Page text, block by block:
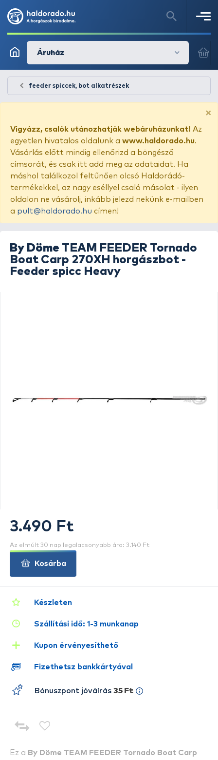
Áruház
feeder spiccek, bot alkatrészek
×
Vigyázz, csalók utánozhatják webáruházunkat! Az
egyetlen hivatalos oldalunk a www.haldorado.hu.
Vásárlás előtt mindig ellenőrizd a böngésző
címsorát, és csak itt add meg az adataidat. Ha
máshol találkozol feltűnően olcsó Haldorádó-
termékekkel, az nagy eséllyel csaló másolat - ilyen
oldalon ne vásárolj, inkább jelezd nekünk e-mailben
a pult@haldorado.hu címen!
By Döme TEAM FEEDER Tornado
Boat Carp 270XH horgászbot -
Feeder spicc Heavy
Ez a By Döme TEAM FEEDER Tornado Boat Carp
Készleten
Szállítási idő: 1-3 munkanap
Kupon érvényesíthető
Fizethetsz bankkártyával
Bónuszpont jóváírás 35 Ft
3.490 Ft
Az elmúlt 30 nap legalacsonyabb ára: 3.140 Ft
Kosárba